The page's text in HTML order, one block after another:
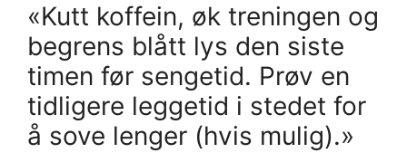
«Kutt koffein, øk treningen og
begrens blått lys den siste
timen før sengetid. Prøv en
tidligere leggetid i stedet for
å sove lenger (hvis mulig).»